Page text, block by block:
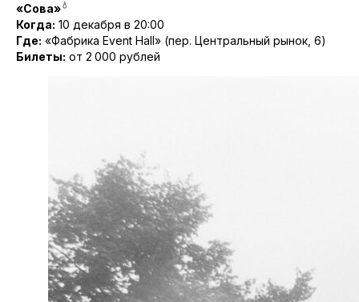
«Сова»💧
Когда: 10 декабря в 20:00
Где: «Фабрика Event Hall» (пер. Центральный рынок, 6)
Билеты: от 2 000 рублей